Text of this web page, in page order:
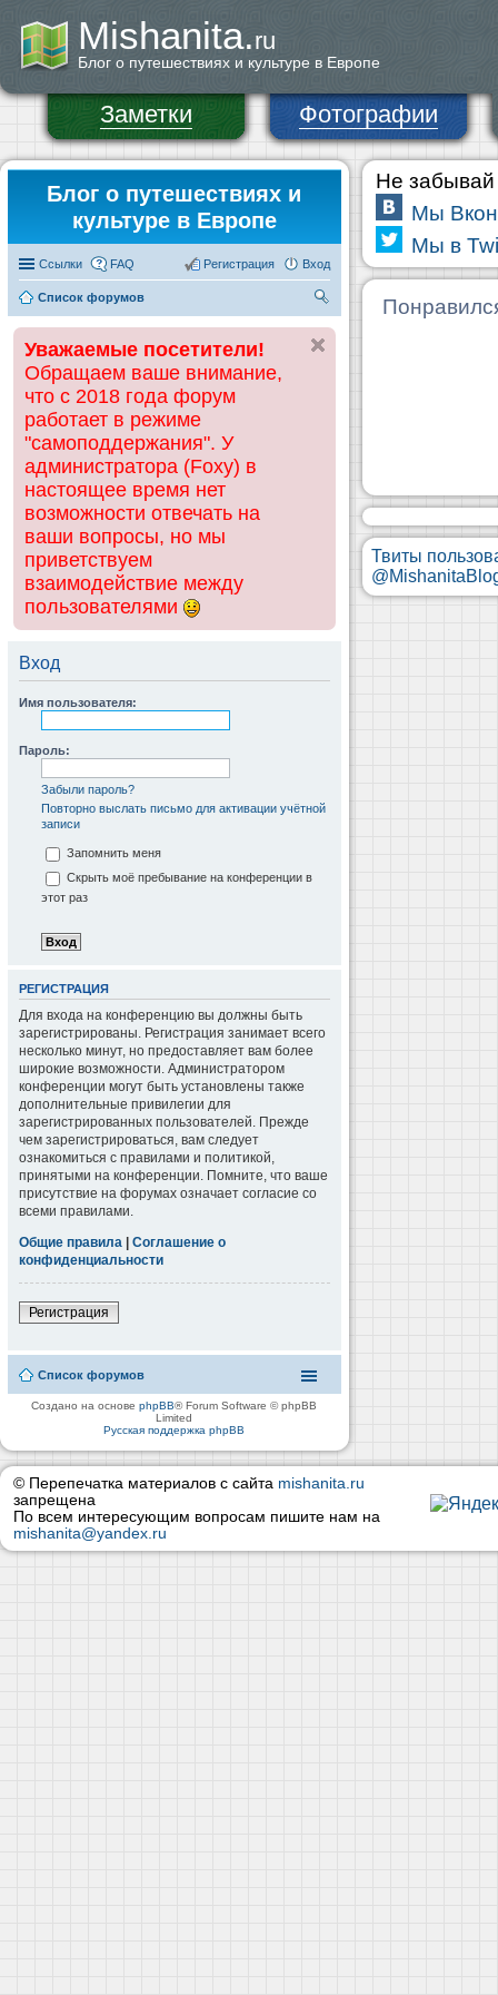
Mishanita.ru
Блог о путешествиях и культуре в Европе
Заметки Фотографии
Блог о путешествиях и
культуре в Европе
Ссылки FAQ Вход
Регистрация
Список форумов
ск
Уважаемые посетители!
Обращаем ваше внимание,
что с 2018 года форум
работает в режиме
"самоподдержания". У
администратора (Foxy) в
настоящее время нет
возможности отвечать на
ваши вопросы, но мы
приветствуем
взаимодействие между
пользователями
Вход
Имя пользователя:
Пароль:
Забыли пароль?
Повторно выслать письмо для активации учётной
записи
Запомнить меня
Скрыть моё пребывание на конференции в
этот раз
РЕГИСТРАЦИЯ
Для входа на конференцию вы должны быть
зарегистрированы. Регистрация занимает всего
несколько минут, но предоставляет вам более
широкие возможности. Администратором
конференции могут быть установлены также
дополнительные привилегии для
зарегистрированных пользователей. Прежде
чем зарегистрироваться, вам следует
ознакомиться с правилами и политикой,
принятыми на конференции. Помните, что ваше
присутствие на форумах означает согласие со
всеми правилами.
Общие правила | Соглашение о
конфиденциальности
Регистрация
Список форумов
Создано на основеphpBB® Forum Software © phpBB
Limited
Русская поддержка phpBB
Не забывай
Мы
Мы в
Твиты
© Перепечатка материалов с сайта mishanita.ru
запрещена
По всем интересующим вопросам пишите нам на
mishanita@yandex.ru